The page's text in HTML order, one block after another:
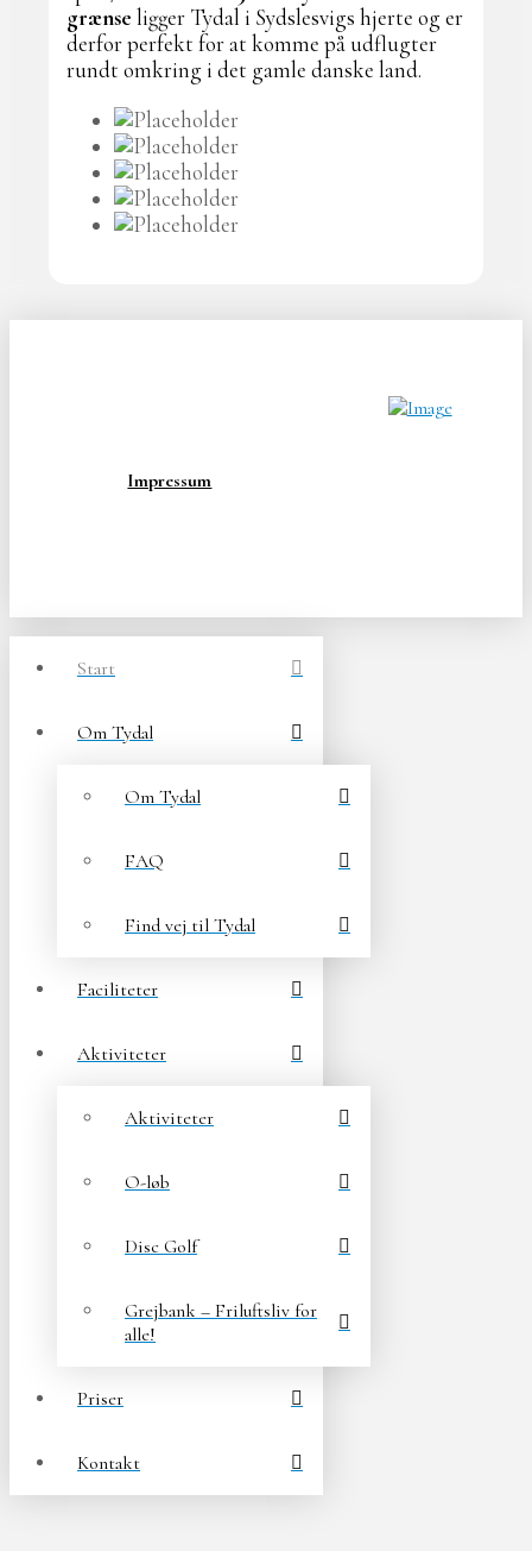
grænse ligger Tydal i Sydslesvigs hjerte og er
derfor perfekt for at komme på udflugter
rundt omkring i det gamle danske land.
Impressum
Start
Om Tydal
Om Tydal
FAQ
Find vej til Tydal
Faciliteter
Aktiviteter
Aktiviteter
O-løb
Disc Golf
Grejbank – Friluftsliv for
alle!
Priser
Kontakt